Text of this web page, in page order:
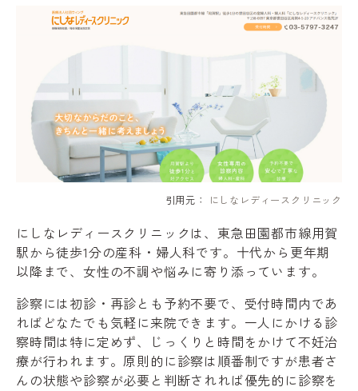
引用元： にしなレディースクリニック
にしなレディースクリニックは、東急田園都市線用賀
駅から徒歩1分の産科・婦人科です。十代から更年期
以降まで、女性の不調や悩みに寄り添っています。
診察には初診・再診とも予約不要で、受付時間内であ
ればどなたでも気軽に来院できます。一人にかける診
察時間は特に定めず、じっくりと時間をかけて不妊治
療が行われます。原則的に診察は順番制ですが患者さ
んの状態や診察が必要と判断されれば優先的に診察を